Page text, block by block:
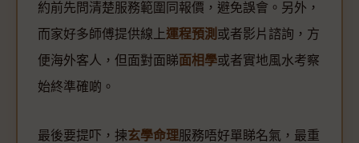
約前先問清楚服務範圍同報價，避免誤會。另外，
而家好多師傅提供線上運程預測 或者影片諮詢，方
便海外客人，但面對面睇面相學或者實地風水考察
始終準確啲。
最後要提吓，揀玄學命理服務唔好單睇名氣，最重